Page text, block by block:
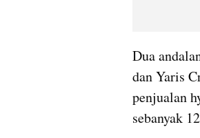
Dua
dan Yaris
penjualan
sebanyak